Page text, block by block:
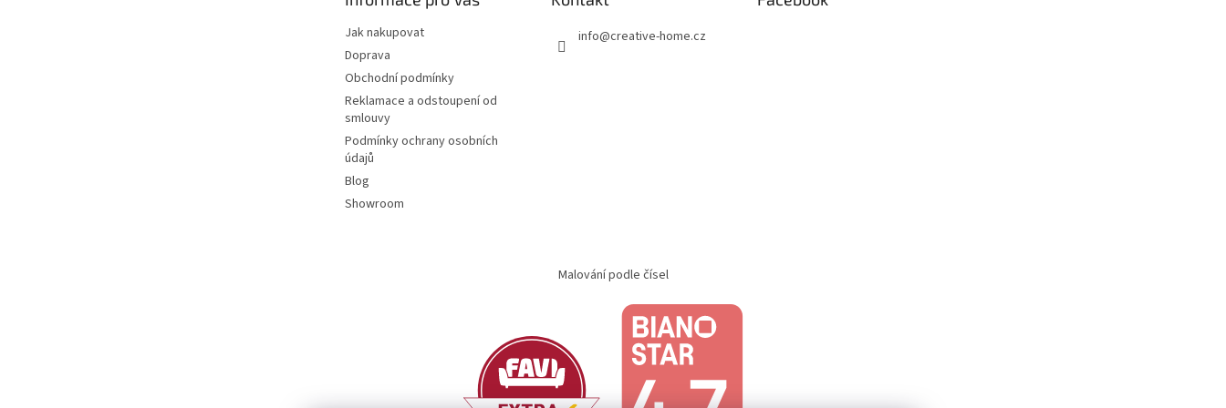
Jak nakupovat
Doprava
Obchodní podmínky
Reklamace a odstoupení od
smlouvy
Podmínky ochrany osobních
údajů
Blog
Showroom
info@creative-home.cz
Malování podle čísel